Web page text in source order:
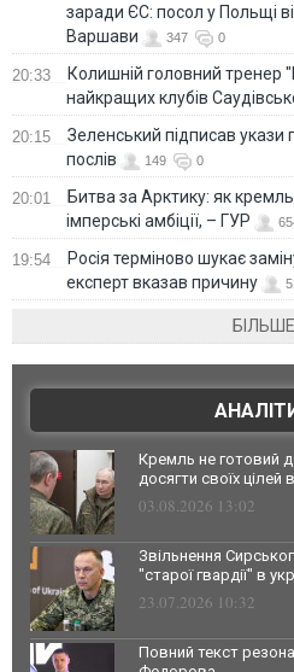
заради ЄС: посол у Польщі
Варшави
347 0
20:33
Колишній головний тренер
найкращих клубів
20:15
Зеленський підписав
послів
149 0
20:01
Битва за Арктику: як
імперські амбіції, – ГУР
19:54
Росія терміново шукає
експерт вказав причину
БІЛЬШЕ
Кремль не готовий
досягти своїх
03.08.2026 13:02
Звільнення
"старої гвардії" в
23.07.2026 10:32
Повний текст